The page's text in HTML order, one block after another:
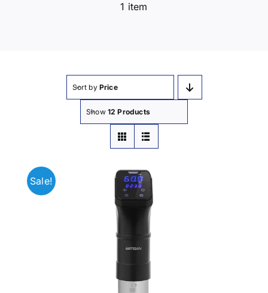
1 item
Sort by Price
Show 12 Products
Sale!